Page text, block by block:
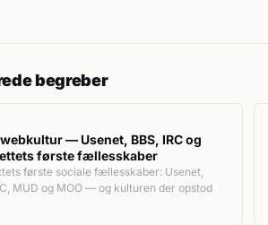
begreber
— Usenet, BBS, IRC og
første fællesskaber
første sociale fællesskaber: Usenet,
MUD og MOO — og kulturen der opstod